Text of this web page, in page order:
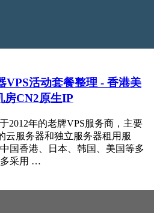
VPS活动套餐整理 - 香港美
房CN2原生IP
2012年的老牌VPS服务商，主要
云服务器和独立服务器租用服
国香港、日本、韩国、美国等多
采用 …